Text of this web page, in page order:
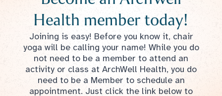
Health member today!
Joining is easy! Before you know it, chair
yoga will be calling your name! While you do
not need to be a member to attend an
activity or class at ArchWell Health, you do
need to be a Member to schedule an
appointment. Just click the link below to